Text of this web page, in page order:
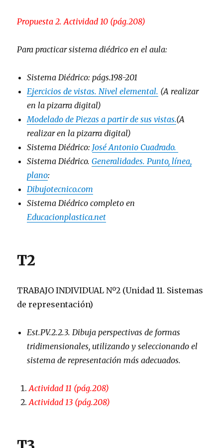
Propuesta 2. Actividad 10 (pág.208)
Para practicar sistema diédrico en el aula:
Sistema Diédrico: págs.198-201
Ejercicios de vistas. Nivel elemental. (A realizar
en la pizarra digital)
Modelado de Piezas a partir de sus vistas.(A
realizar en la pizarra digital)
Sistema Diédrico: José Antonio Cuadrado.
Sistema Diédrico.Generalidades. Punto, línea,
plano:
Dibujotecnico.com
Sistema Diédrico completo en
Educacionplastica.net
T2
TRABAJO INDIVIDUAL Nº2 (Unidad 11. Sistemas
de representación)
Est.PV.2.2.3. Dibuja perspectivas de formas
tridimensionales, utilizando y seleccionando el
sistema de representación más adecuados.
Actividad 11 (pág.208)
Actividad 13 (pág.208)